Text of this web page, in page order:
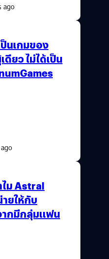
ago
นเกมของ
ยว ไม่ได้เป็น
ม Astral
ยให้กับ
กมีกลุ่มแฟน